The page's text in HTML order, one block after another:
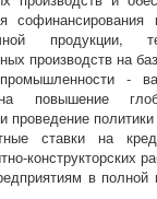
производств на
-
повышение
проведение
ставки на
конструкторских
в